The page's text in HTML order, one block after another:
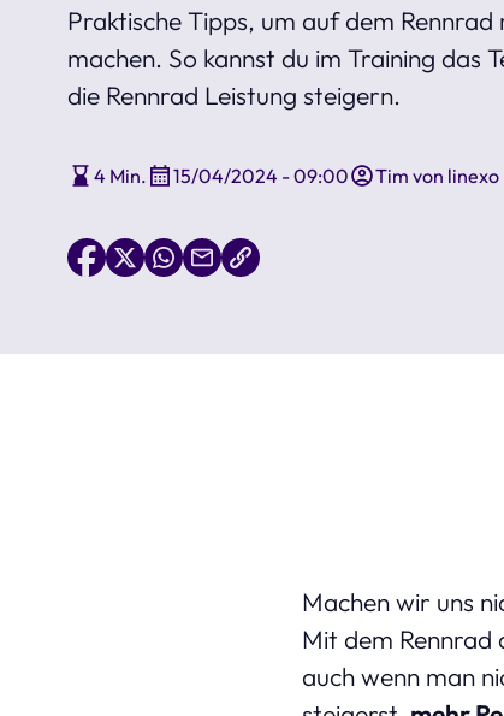
Praktische Tipps, um auf dem Rennrad
machen. So kannst du im Training das
die Rennrad Leistung steigern.
4 Min. 15/04/2024 - 09:00 Tim von linexo
Machen wir uns
Mit dem Rennrad
auch wenn man